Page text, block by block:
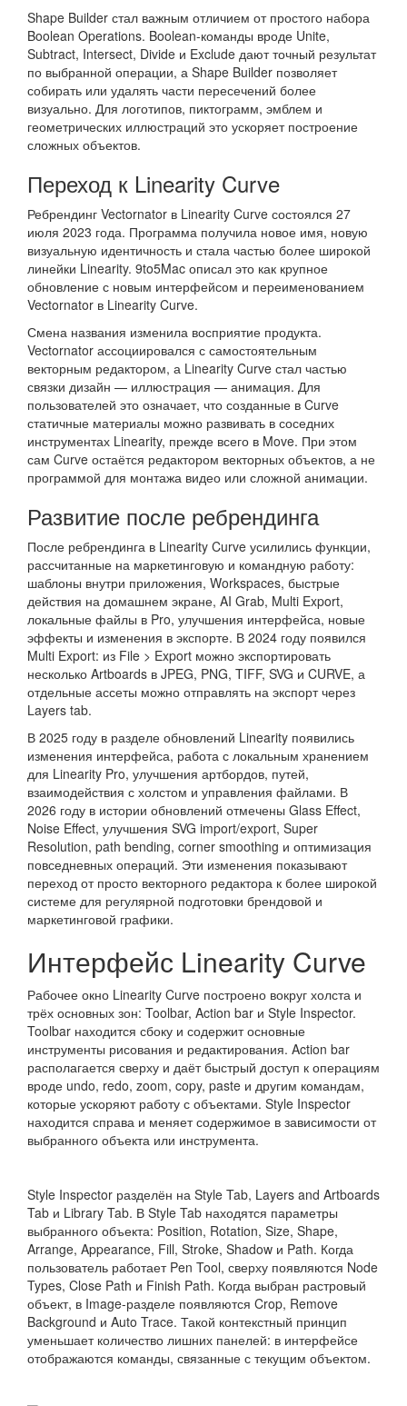
Shape Builder стал важным отличием от простого набора
Boolean Operations. Boolean-команды вроде Unite,
Subtract, Intersect, Divide и Exclude дают точный результат
по выбранной операции, а Shape Builder позволяет
собирать или удалять части пересечений более
визуально. Для логотипов, пиктограмм, эмблем и
геометрических иллюстраций это ускоряет построение
сложных объектов.
Переход к Linearity Curve
Ребрендинг Vectornator в Linearity Curve состоялся 27
июля 2023 года. Программа получила новое имя, новую
визуальную идентичность и стала частью более широкой
линейки Linearity. 9to5Mac описал это как крупное
обновление с новым интерфейсом и переименованием
Vectornator в Linearity Curve.
Смена названия изменила восприятие продукта.
Vectornator ассоциировался с самостоятельным
векторным редактором, а Linearity Curve стал частью
связки дизайн — иллюстрация — анимация. Для
пользователей это означает, что созданные в Curve
статичные материалы можно развивать в соседних
инструментах Linearity, прежде всего в Move. При этом
сам Curve остаётся редактором векторных объектов, а не
программой для монтажа видео или сложной анимации.
Развитие после ребрендинга
После ребрендинга в Linearity Curve усилились функции,
рассчитанные на маркетинговую и командную работу:
шаблоны внутри приложения, Workspaces, быстрые
действия на домашнем экране, AI Grab, Multi Export,
локальные файлы в Pro, улучшения интерфейса, новые
эффекты и изменения в экспорте. В 2024 году появился
Multi Export: из File > Export можно экспортировать
несколько Artboards в JPEG, PNG, TIFF, SVG и CURVE, а
отдельные ассеты можно отправлять на экспорт через
Layers tab.
В 2025 году в разделе обновлений Linearity появились
изменения интерфейса, работа с локальным хранением
для Linearity Pro, улучшения артбордов, путей,
взаимодействия с холстом и управления файлами. В
2026 году в истории обновлений отмечены Glass Effect,
Noise Effect, улучшения SVG import/export, Super
Resolution, path bending, corner smoothing и оптимизация
повседневных операций. Эти изменения показывают
переход от просто векторного редактора к более широкой
системе для регулярной подготовки брендовой и
маркетинговой графики.
Интерфейс Linearity Curve
Рабочее окно Linearity Curve построено вокруг холста и
трёх основных зон: Toolbar, Action bar и Style Inspector.
Toolbar находится сбоку и содержит основные
инструменты рисования и редактирования. Action bar
располагается сверху и даёт быстрый доступ к операциям
вроде undo, redo, zoom, copy, paste и другим командам,
которые ускоряют работу с объектами. Style Inspector
находится справа и меняет содержимое в зависимости от
выбранного объекта или инструмента.
Style Inspector разделён на Style Tab, Layers and Artboards
Tab и Library Tab. В Style Tab находятся параметры
выбранного объекта: Position, Rotation, Size, Shape,
Arrange, Appearance, Fill, Stroke, Shadow и Path. Когда
пользователь работает Pen Tool, сверху появляются Node
Types, Close Path и Finish Path. Когда выбран растровый
объект, в Image-разделе появляются Crop, Remove
Background и Auto Trace. Такой контекстный принцип
уменьшает количество лишних панелей: в интерфейсе
отображаются команды, связанные с текущим объектом.